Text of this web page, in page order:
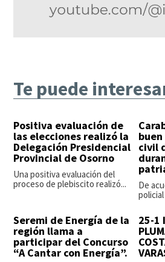
Te puede
Positiva evaluación de
las elecciones realizó la
Delegación Presidencial
Provincial de Osorno
Una positiva evaluación del
proceso de plebiscito realizó...
civil
De
Seremi de Energía de la
región llama a
participar del Concurso
“A Cantar con Energía”.
25-1